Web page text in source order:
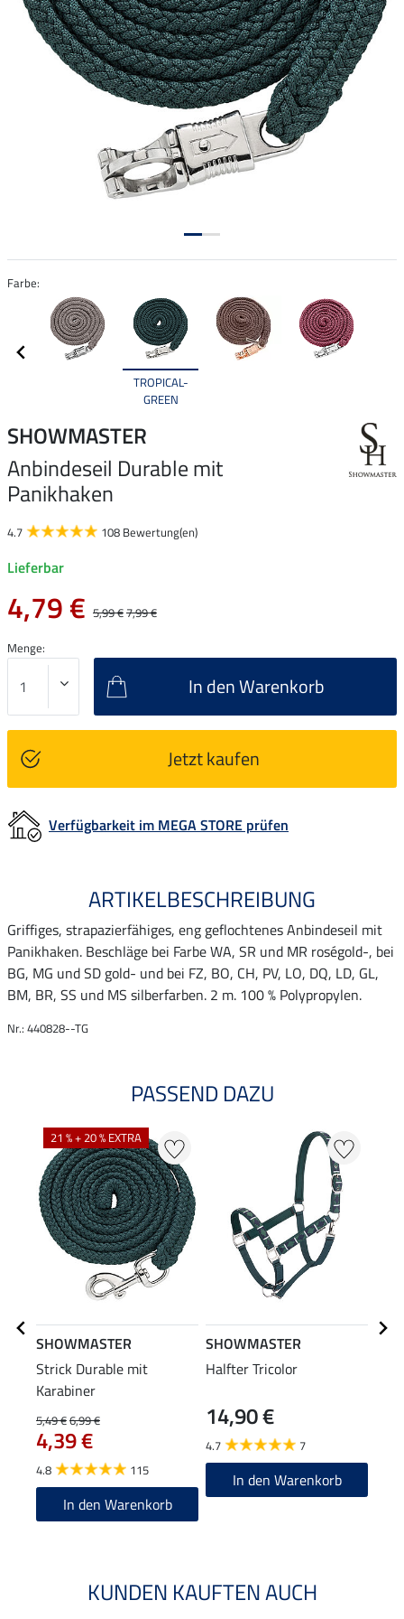
Farbe:
TROPICAL-
GREEN
SHOWMASTER
Anbindeseil Durable mit
Panikhaken
4.7 108 Bewertung(en)
Lieferbar
4,79 € 5,99 €7,99 €
Menge:
In den Warenkorb
Jetzt kaufen
Verfügbarkeit im MEGA STORE prüfen
ARTIKELBESCHREIBUNG
Griffiges, strapazierfähiges, eng geflochtenes Anbindeseil mit
Panikhaken. Beschläge bei Farbe WA, SR und MR roségold-, bei
BG, MG und SD gold- und bei FZ, BO, CH, PV, LO, DQ, LD, GL,
BM, BR, SS und MS silberfarben. 2 m. 100 % Polypropylen.
Nr.: 440828--TG
PASSEND DAZU
21 % + 20 % EXTRA
SHOWMASTER
Strick Durable mit
Karabiner
5,49 €6,99 €
4,39 €
4.8 115
In den Warenkorb
SHOWMASTER
Halfter Tricolor
14,90 €
4.7 7
In den Warenkorb
KUNDEN KAUFTEN AUCH